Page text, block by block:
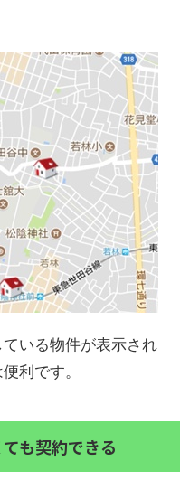
いる物件が表示され
利です。
も契約できる